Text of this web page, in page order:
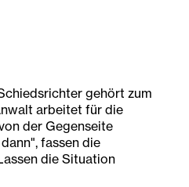
gehört zum
arbeitet für die
der Gegenseite
fassen die
die Situation